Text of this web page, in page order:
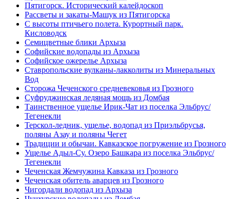
Пятигорск. Исторический калейдоскоп
Рассветы и закаты-Машук из Пятигорска
С высоты птичьего полета. Курортный парк.
Кисловодск
Семицветные блики Архыза
Софийские водопады из Архыза
Софийское ожерелье Архыза
Ставропольские вулканы-лакколиты из Минеральных
Вод
Сторожа Чеченского средневековья из Грозного
Суфруджинская ледяная мощь из Домбая
Таинственное ущелье Ирик-Чат из поселка Эльбрус/
Тегенекли
Терскол-ледник, ущелье, водопад из Приэльбрусья,
поляны Азау и поляны Чегет
Традиции и обычаи. Кавказское погружение из Грозного
Ущелье Адыл-Су. Озеро Башкара из поселка Эльбрус/
Тегенекли
Чеченская Жемчужина Кавказа из Грозного
Чеченская обитель аварцев из Грозного
Чигордали водопад из Архыза